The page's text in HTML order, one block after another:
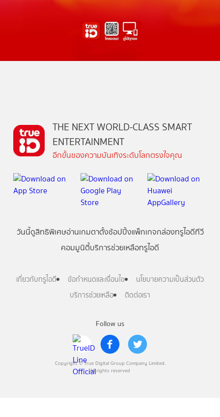
Follow us
Copyright © True Digital Group Company Limited.
All rights reserved
THE NEXT WORLD-CLASS SMART
ENTERTAINMENT
อีกขั้นของความบันเทิงระดับโลกตรงใจคุณ
วันนี้ดูสิทธิพิเศษอ่านเกมตาตั้งช้อปปิ้งแพ็กเกจกล่องทรูไอดีทีวี
คอมมูนิตี้บริการช่วยเหลือทรูไอดี
เกี่ยวกับทรูไอดี ข้อกำหนดและเงื่อนไข
นโยบายความเป็นส่วนตัว
บริการช่วยเหลือ
ติดต่อเรา